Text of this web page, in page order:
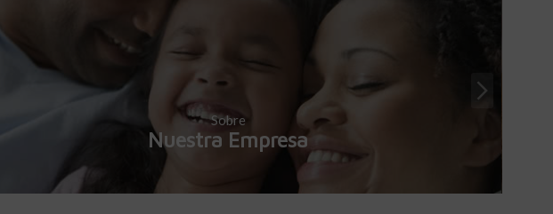
Sobre
Nuestra Empresa